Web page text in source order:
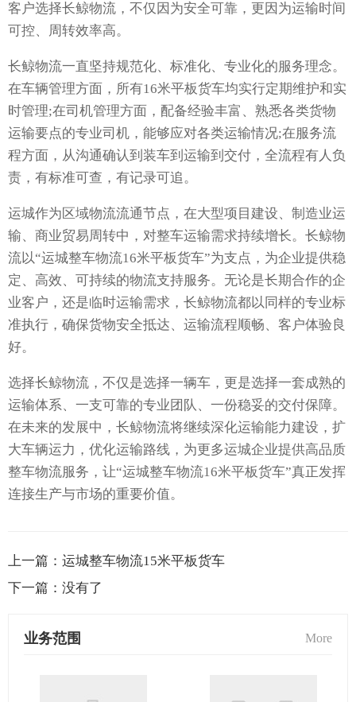
客户选择长鲸物流，不仅因为安全可靠，更因为运输时间
可控、周转效率高。
长鲸物流一直坚持规范化、标准化、专业化的服务理念。
在车辆管理方面，所有16米平板货车均实行定期维护和实
时管理;在司机管理方面，配备经验丰富、熟悉各类货物
运输要点的专业司机，能够应对各类运输情况;在服务流
程方面，从沟通确认到装车到运输到交付，全流程有人负
责，有标准可查，有记录可追。
运城作为区域物流流通节点，在大型项目建设、制造业运
输、商业贸易周转中，对整车运输需求持续增长。长鲸物
流以“运城整车物流16米平板货车”为支点，为企业提供稳
定、高效、可持续的物流支持服务。无论是长期合作的企
业客户，还是临时运输需求，长鲸物流都以同样的专业标
准执行，确保货物安全抵达、运输流程顺畅、客户体验良
好。
选择长鲸物流，不仅是选择一辆车，更是选择一套成熟的
运输体系、一支可靠的专业团队、一份稳妥的交付保障。
在未来的发展中，长鲸物流将继续深化运输能力建设，扩
大车辆运力，优化运输路线，为更多运城企业提供高品质
整车物流服务，让“运城整车物流16米平板货车”真正发挥
连接生产与市场的重要价值。
上一篇： 运城整车物流15米平板货车
下一篇： 没有了
业务范围 More